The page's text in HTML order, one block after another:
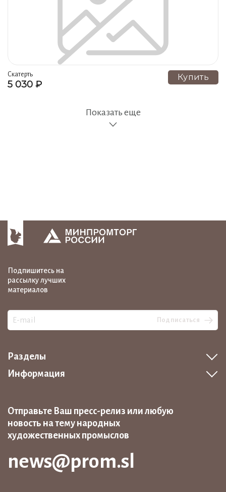
Скатерть
5 030 ₽
Купить
Показать еще
Подпишитесь на
рассылку лучших
материалов
Подписаться
Разделы
Информация
Отправьте Ваш пресс-релиз или любую
новость на тему народных
художественных промыслов
news@prom.sl